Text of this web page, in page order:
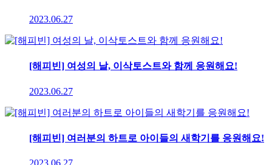
2023.06.27
[해피빈] 여성의 날, 이삭토스트와 함께 응원해요!
2023.06.27
[해피빈] 여러분의 하트로 아이들의 새학기를 응원해요!